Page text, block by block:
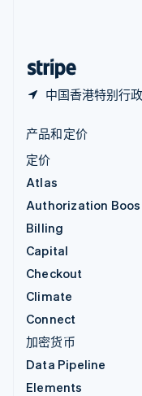
中国香港特别行
产品和定价
定价
Atlas
Authorization
Billing
Capital
Checkout
Climate
Connect
加密货币
Data Pipeline
Elements